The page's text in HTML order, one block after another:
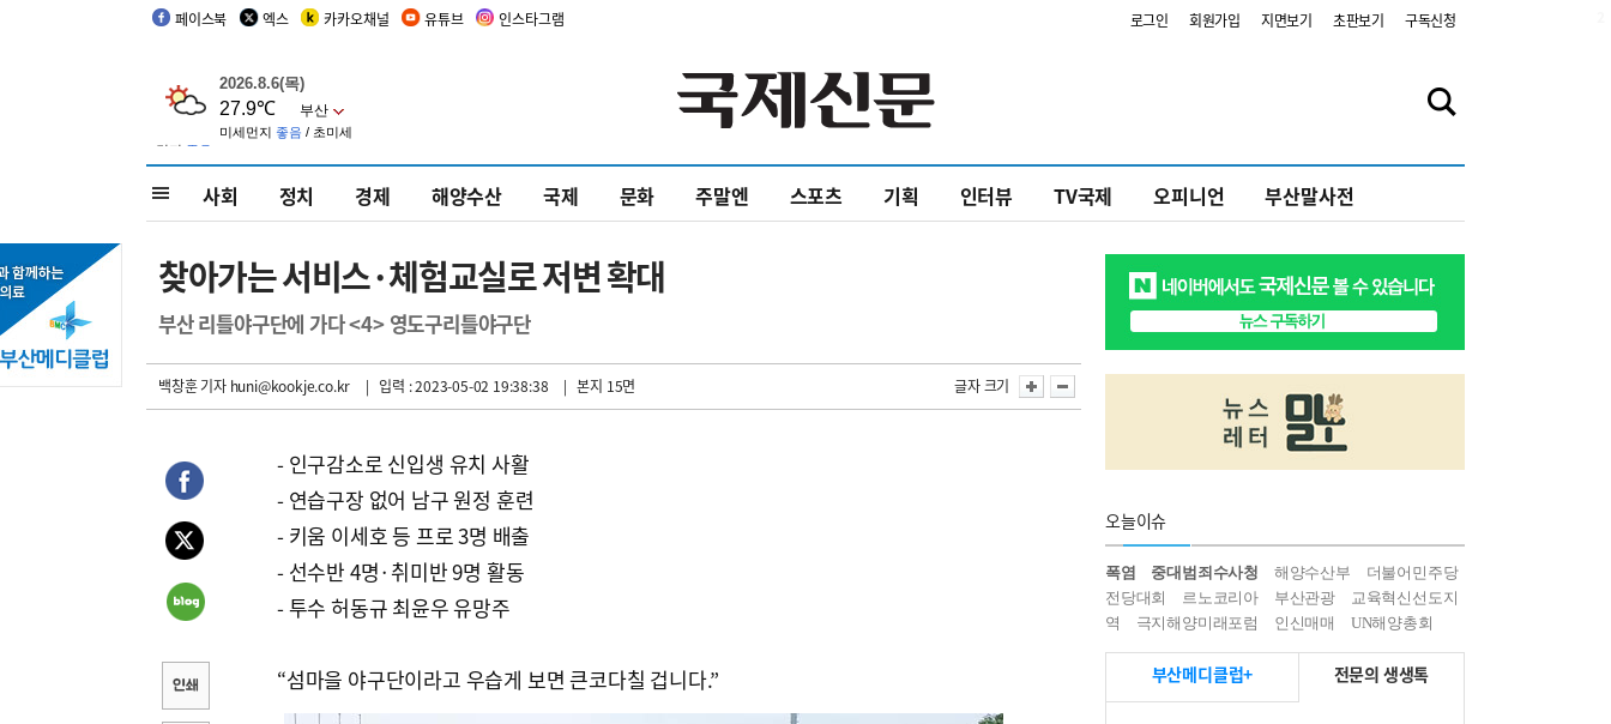
페이스북 엑스 카카오채널 유튜브 인스타그램 로그인 회원가입 지면보기 초판보기 구독신청
사회 정치 경제 해양수산 국제 문화 주말엔 스포츠 기획 인터뷰 TV국제 오피니언 부산말사전
찾아가는 서비스·체험교실로 저변 확대
부산 리틀야구단에 가다 <4> 영도구리틀야구단
백창훈 기자huni@kookje.co.kr | 입력 : 2023-05-02 19:38:38 | 본지 15면 글자 크기
- 인구감소로 신입생 유치 사활
- 연습구장 없어 남구 원정 훈련
- 키움 이세호 등 프로 3명 배출
- 선수반 4명·취미반 9명 활동
- 투수 허동규 최윤우 유망주
“섬마을 야구단이라고 우습게 보면 큰코다칠 겁니다.”
오늘이슈
폭염 중대범죄수사청 해양수산부
더불어민주당
전당대회
르노코리아 부산관광
교육혁신선도지
역
극지해양미래포럼 인신매매 UN해양총회
부산메디클럽+ 전문의 생생톡